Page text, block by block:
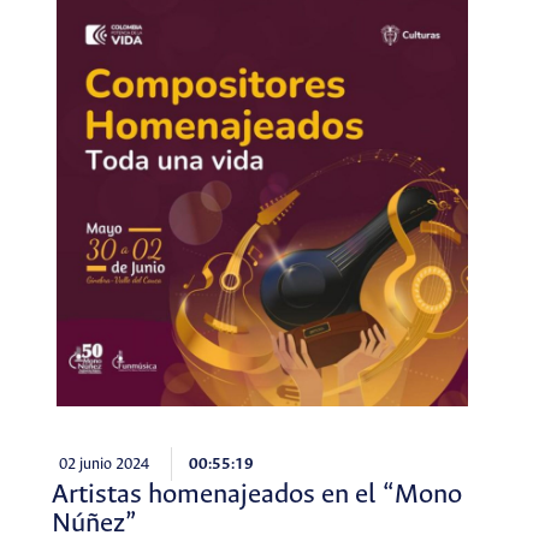
02 junio 2024 00:55:19
Artistas homenajeados en el “Mono
Núñez”